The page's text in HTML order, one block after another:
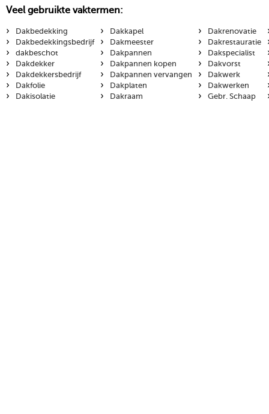
Veel gebruikte vaktermen:
›
Dakbedekking
› Dakbedekkingsbedrijf
› dakbeschot
› Dakdekker
› Dakdekkersbedrijf
› Dakfolie
› Dakisolatie
› Dakkapel
› Dakmeester
› Dakpannen
› Dakpannen kopen
› Dakpannen vervangen
› Dakplaten
› Dakraam
› Dakrenovatie
› Dakrestauratie
› Dakspecialist
› Dakvorst
› Dakwerk
› Dakwerken
› Gebr. Schaap